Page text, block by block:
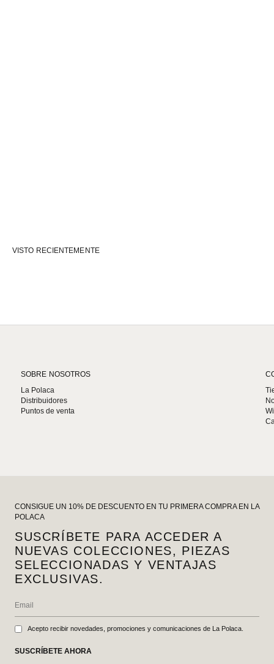
VISTO RECIENTEMENTE
SOBRE NOSOTROS
La Polaca
Distribuidores
Puntos de venta
CONSIGUE UN 10% DE DESCUENTO EN TU PRIMERA COMPRA EN LA
POLACA
SUSCRÍBETE PARA ACCEDER A
NUEVAS COLECCIONES, PIEZAS
SELECCIONADAS Y VENTAJAS
EXCLUSIVAS.
Acepto recibir novedades, promociones y comunicaciones de La Polaca.
SUSCRÍBETE AHORA